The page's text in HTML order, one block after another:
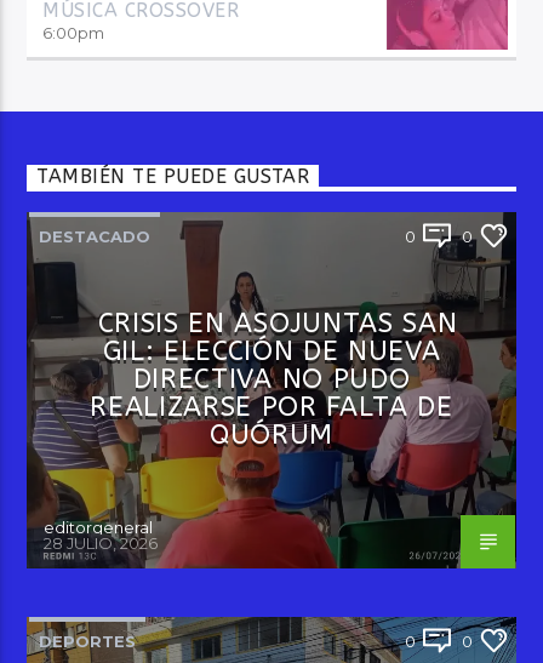
MÚSICA CROSSOVER
6:00pm
TAMBIÉN TE PUEDE GUSTAR
DESTACADO 0 0
CRISIS EN ASOJUNTAS SAN
GIL: ELECCIÓN DE NUEVA
DIRECTIVA NO PUDO
REALIZARSE POR FALTA DE
QUÓRUM
editorgeneral
28 JULIO, 2026
DEPORTES 0 0